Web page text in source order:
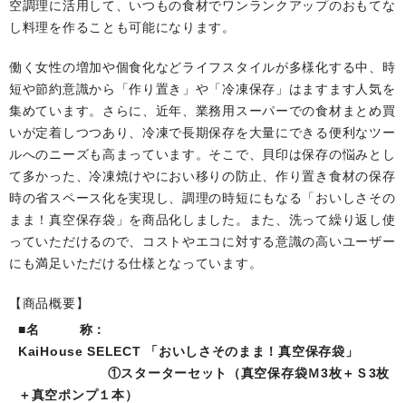
空調理に活用して、いつもの食材でワンランクアップのおもてな
し料理を作ることも可能になります。
働く女性の増加や個食化などライフスタイルが多様化する中、時
短や節約意識から「作り置き」や「冷凍保存」はますます人気を
集めています。さらに、近年、業務用スーパーでの食材まとめ買
いが定着しつつあり、冷凍で長期保存を大量にできる便利なツー
ルへのニーズも高まっています。そこで、貝印は保存の悩みとし
て多かった、冷凍焼けやにおい移りの防止、作り置き食材の保存
時の省スペース化を実現し、調理の時短にもなる「おいしさその
まま！真空保存袋」を商品化しました。また、洗って繰り返し使
っていただけるので、コストやエコに対する意識の高いユーザー
にも満足いただける仕様となっています。
【商品概要】
■名 称：
KaiHouse SELECT 「おいしさそのまま！真空保存袋」
①スターターセット（真空保存袋Ｍ3枚＋Ｓ3枚
＋真空ポンプ１本）